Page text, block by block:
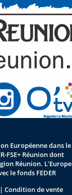
Européenne dans le
FSE+ Réunion dont
Réunion. L’Europe
le fonds FEDER
|Condition de vente